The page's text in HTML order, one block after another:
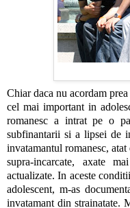
Chiar daca nu acordam
cel mai important in
romanesc a intrat pe o
subfinantarii si a lipsei de
invatamantul romanesc,
supra-incarcate, axate
actualizate. In aceste
adolescent, m-as
invatamant din strainatate.